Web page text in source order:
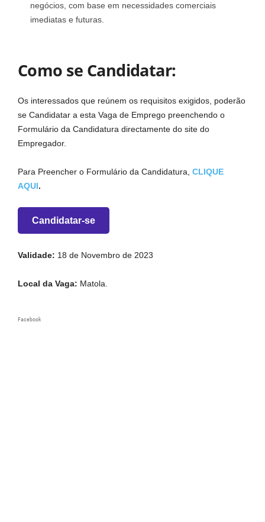
negócios, com base em necessidades comerciais
imediatas e futuras.
Como se Candidatar:
Os interessados que reúnem os requisitos exigidos, poderão
se Candidatar a esta Vaga de Emprego preenchendo o
Formulário da Candidatura directamente do site do
Empregador.
Para Preencher o Formulário da Candidatura, CLIQUE
AQUI.
Candidatar-se
Validade: 18 de Novembro de 2023
Local da Vaga: Matola.
Facebook